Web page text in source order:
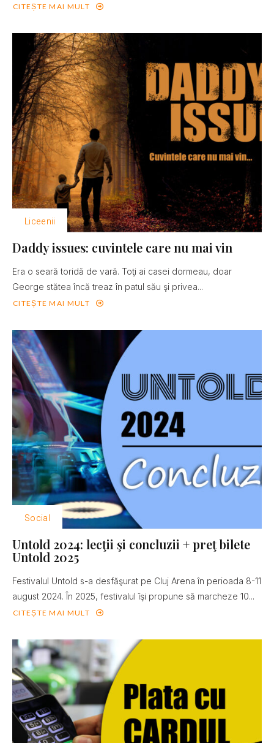
CITEȘTE MAI MULT
Liceenii
Daddy issues: cuvintele care nu mai vin
Era o seară toridă de vară. Toţi ai casei dormeau, doar
George stătea încă treaz în patul său şi privea...
CITEȘTE MAI MULT
Social
Untold 2024: lecţii şi concluzii + preţ bilete
Untold 2025
Festivalul Untold s-a desfăşurat pe Cluj Arena în perioada 8-11
august 2024. În 2025, festivalul îşi propune să marcheze 10...
CITEȘTE MAI MULT